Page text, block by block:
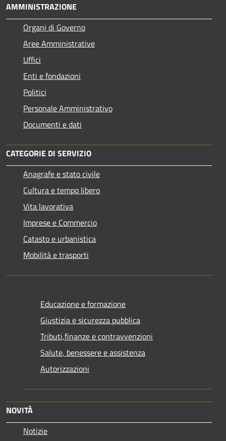
AMMINISTRAZIONE
Organi di Governo
Aree Amministrative
Uffici
Enti e fondazioni
Politici
Personale Amministrativo
Documenti e dati
CATEGORIE DI SERVIZIO
Anagrafe e stato civile
Cultura e tempo libero
Vita lavorativa
Imprese e Commercio
Catasto e urbanistica
Mobilità e trasporti
Educazione e formazione
Giustizia e sicurezza pubblica
Tributi,finanze e contravvenzioni
Salute, benessere e assistenza
Autorizzazioni
NOVITÀ
Notizie